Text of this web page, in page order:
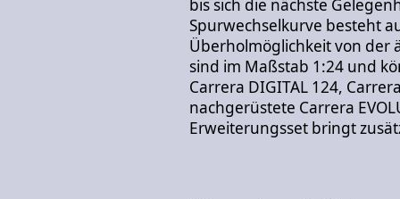
bis sich die nächste
Spurwechselkurve besteht
Überholmöglichkeit von der
sind im Maßstab 1:24 und
Carrera DIGITAL 124,
nachgerüstete Carrera
Erweiterungsset bringt